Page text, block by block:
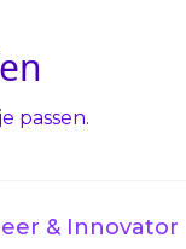
passen.
& Innovator